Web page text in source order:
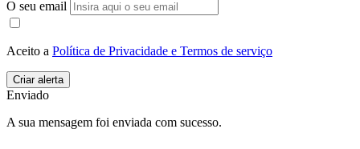
O seu email
Aceito a Política de Privacidade e Termos de serviço
Enviado
A sua mensagem foi enviada com sucesso.